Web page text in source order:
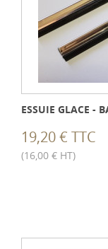
ESSUIE GLACE -
19,20 € TTC
(16,00 € HT)